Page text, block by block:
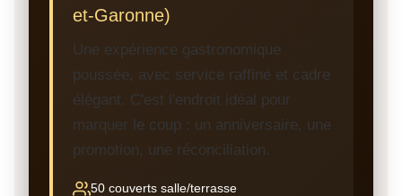
et-Garonne)
Une expérience gastronomique
poussée, avec service raffiné et cadre
élégant. C'est l'endroit idéal pour
marquer le coup : un anniversaire, une
promotion, une réconciliation.
50 couverts salle/terrasse